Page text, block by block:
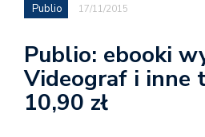
Publio 17/11/2015
Publio: ebooki
Videograf i inne
10,90 zł